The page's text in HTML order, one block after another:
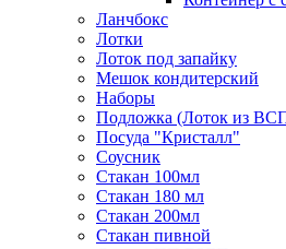
Ланчбокс
Лотки
Лоток под запайку
Мешок кондитерский
Наборы
Подложка (Лоток из
Посуда "Кристалл"
Соусник
Стакан 100мл
Стакан 180 мл
Стакан 200мл
Стакан пивной